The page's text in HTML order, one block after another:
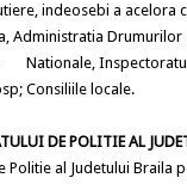
indeosebi a acelora
Drumurilor
Inspectoratul
locale.
DE POLITIE AL
al Judetului Braila